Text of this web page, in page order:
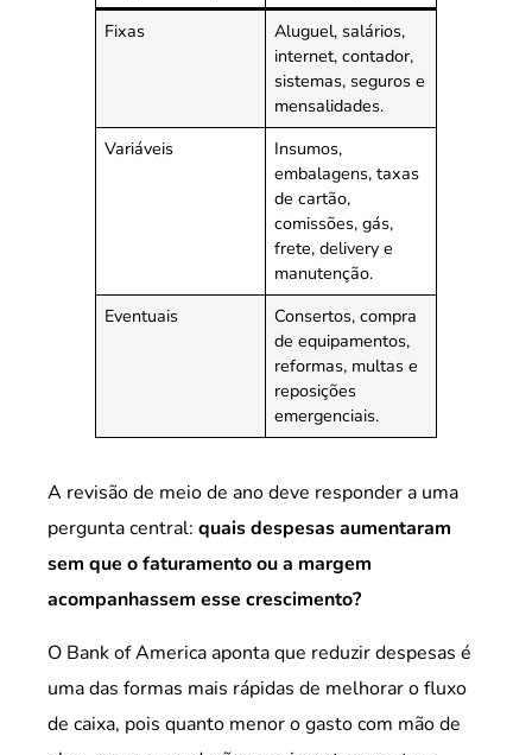
Fixas
Aluguel, salários,
internet, contador,
sistemas, seguros e
mensalidades.
Variáveis
Insumos,
embalagens, taxas
de cartão,
comissões, gás,
frete, delivery e
manutenção.
Eventuais
Consertos, compra
de equipamentos,
reformas, multas e
reposições
emergenciais.
A revisão de meio de ano deve responder a uma
pergunta central: quais despesas aumentaram
sem que o faturamento ou a margem
acompanhassem esse crescimento?
O Bank of America aponta que reduzir despesas é
uma das formas mais rápidas de melhorar o fluxo
de caixa, pois quanto menor o gasto com mão de